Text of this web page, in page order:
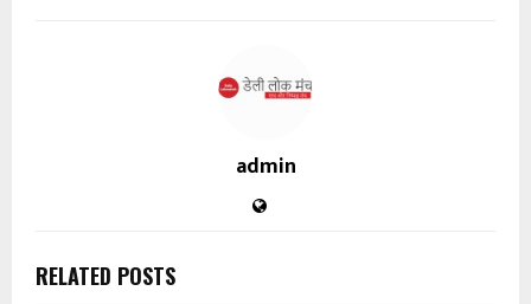
admin
RELATED POSTS